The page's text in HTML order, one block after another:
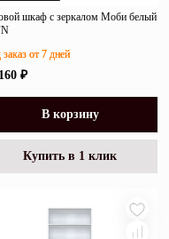
шкаф с зеркалом Моби белый
₽
от 7 дней
В корзину
Купить в 1 клик